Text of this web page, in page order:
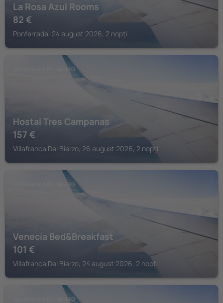
La Rosa Azul Rooms
82 €
Ponferrada, 24 august 2026, 2 nopți
VILLAFRANCA DEL BIERZO
Hostal Tres Campanas
157 €
Villafranca Del Bierzo, 26 august 2026, 2 nopți
VILLAFRANCA DEL BIERZO
Venecia Bed&Breakfast
101 €
Villafranca Del Bierzo, 24 august 2026, 2 nopți
VILLAFRANCA DEL BIERZO